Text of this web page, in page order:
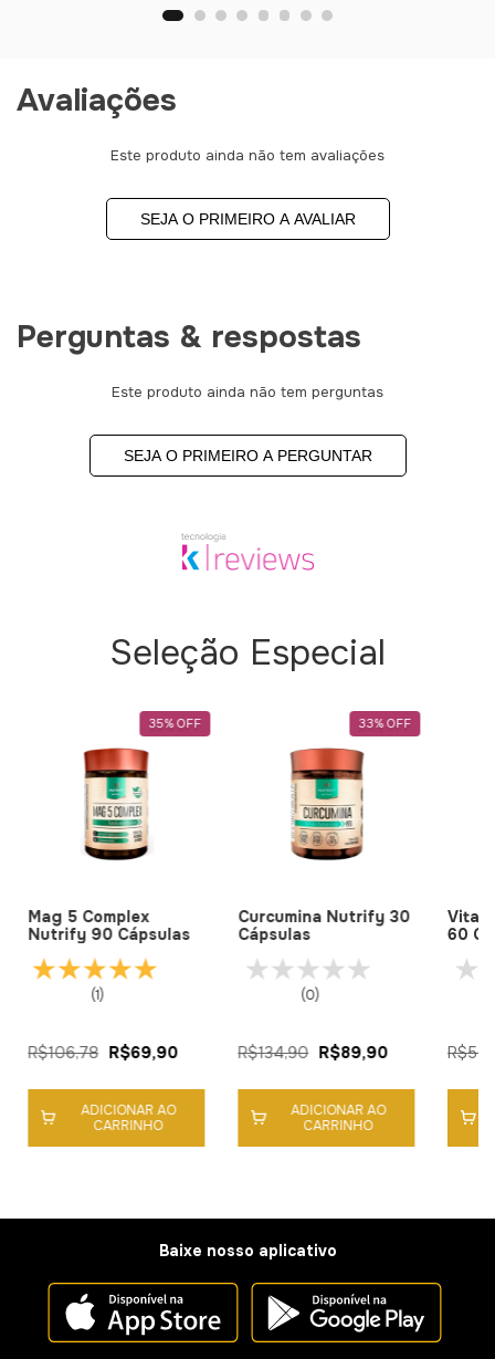
Avaliações
Este produto ainda não tem avaliações
SEJA O PRIMEIRO A AVALIAR
Perguntas & respostas
Este produto ainda não tem perguntas
SEJA O PRIMEIRO A PERGUNTAR
Seleção Especial
35%OFF
Mag 5 Complex
Nutrify 90 Cápsulas
(1)
R$106,78 R$69,90
ADICIONAR AO
CARRINHO
33%OFF
Curcumina Nutrify 30
Cápsulas
(0)
R$134,90 R$89,90
ADICIONAR AO
CARRINHO
60
Baixe nosso aplicativo